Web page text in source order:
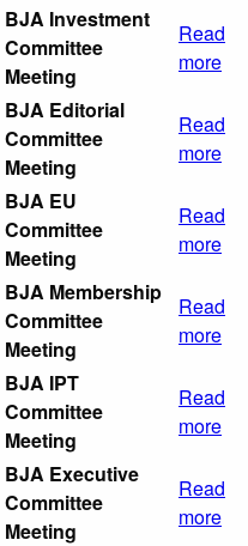
BJA Investment
Committee
Meeting
Read
more
BJA Editorial
Committee
Meeting
Read
more
BJA EU
Committee
Meeting
Read
more
BJA Membership
Committee
Meeting
Read
more
BJA IPT
Committee
Meeting
Read
more
BJA Executive
Committee
Meeting
Read
more